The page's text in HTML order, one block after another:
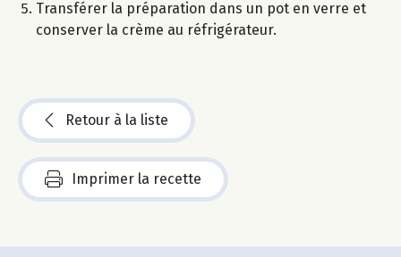
Transférer la préparation dans un pot en verre et
conserver la crème au réfrigérateur.
Retour à la liste
Imprimer la recette